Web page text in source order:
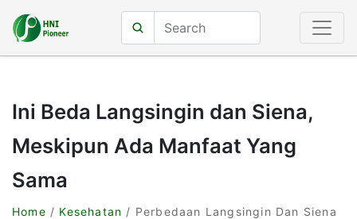
Ini Beda Langsingin dan Siena,
Meskipun Ada Manfaat Yang
Sama
Home / Kesehatan / Perbedaan Langsingin Dan Siena